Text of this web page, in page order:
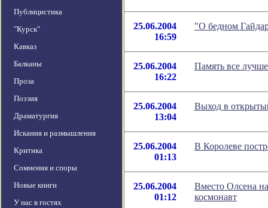
Публицистика
"Курск"
Кавказ
Балканы
Проза
Поэзия
Драматургия
Искания и размышления
Критика
Сомнения и споры
Новые книги
У нас в гостях
25.06.2004
16:59
"О бедном
25.06.2004
16:22
Память все
25.06.2004
13:04
Выход в
25.06.2004
01:13
В Королеве
25.06.2004
01:12
Вместо Олсена
космонавт